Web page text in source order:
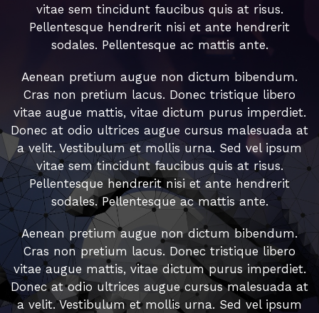
vitae sem tincidunt faucibus quis at risus.
Pellentesque hendrerit nisi et ante hendrerit
sodales. Pellentesque ac mattis ante.
Aenean pretium augue non dictum bibendum.
Cras non pretium lacus. Donec tristique libero
vitae augue mattis, vitae dictum purus imperdiet.
Donec at odio ultrices augue cursus malesuada at
a velit. Vestibulum et mollis urna. Sed vel ipsum
vitae sem tincidunt faucibus quis at risus.
Pellentesque hendrerit nisi et ante hendrerit
sodales. Pellentesque ac mattis ante.
Aenean pretium augue non dictum bibendum.
Cras non pretium lacus. Donec tristique libero
vitae augue mattis, vitae dictum purus imperdiet.
Donec at odio ultrices augue cursus malesuada at
a velit. Vestibulum et mollis urna. Sed vel ipsum